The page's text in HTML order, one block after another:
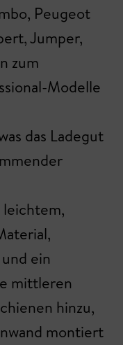
Peugeot
Jumper,
zum
Modelle
das Ladegut
leichtem,
ein
mittleren
hinzu,
montiert